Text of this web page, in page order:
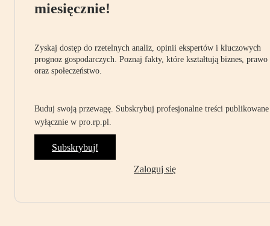
miesięcznie!
Zyskaj dostęp do rzetelnych analiz, opinii ekspertów i kluczowych
prognoz gospodarczych. Poznaj fakty, które kształtują biznes, prawo
oraz społeczeństwo.
Buduj swoją przewagę. Subskrybuj profesjonalne treści publikowane
wyłącznie w pro.rp.pl.
Subskrybuj!
Zaloguj się